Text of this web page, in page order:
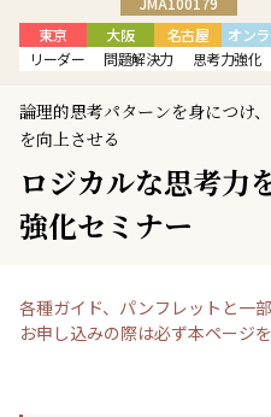
東京
大阪 名古屋 オン
リーダー
問題解決力 思考力強化
論理的思考パターンを身につけ
を向上させる
ロジカルな思考力
強化セミナー
各種ガイド、パンフレットと一
お申し込みの際は必ず本ページ